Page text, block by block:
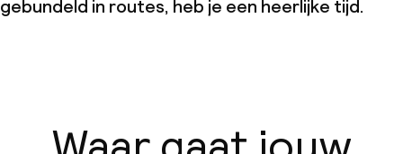
gebundeld in routes, heb je een heerlijke tijd.